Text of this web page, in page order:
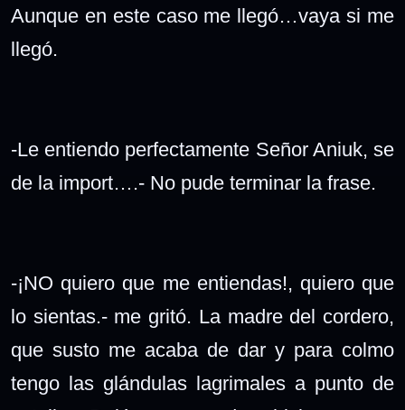
Aunque en este caso me llegó…vaya si me
llegó.
-Le entiendo perfectamente Señor Aniuk, se
de la import….- No pude terminar la frase.
-¡NO quiero que me entiendas!, quiero que
lo sientas.- me gritó. La madre del cordero,
que susto me acaba de dar y para colmo
tengo las glándulas lagrimales a punto de